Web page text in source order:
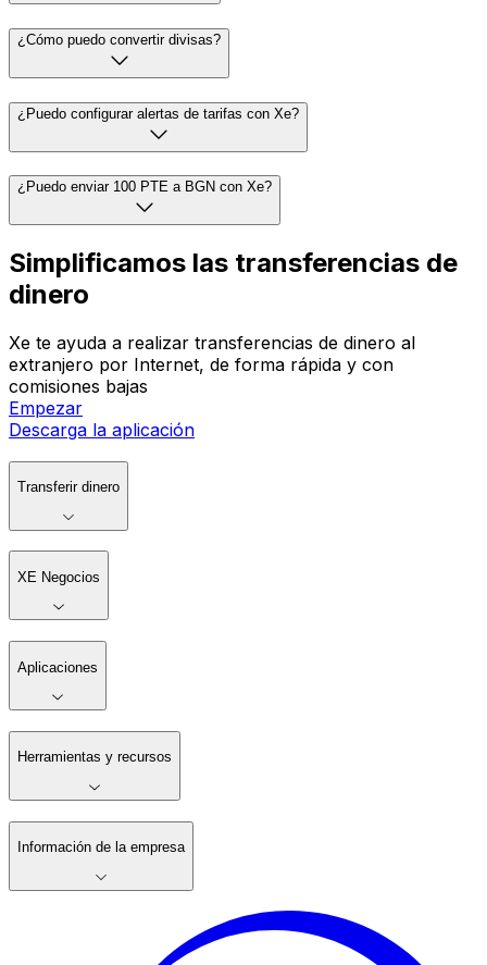
¿Cómo puedo convertir divisas?
¿Puedo configurar alertas de tarifas con Xe?
¿Puedo enviar 100 PTE a BGN con Xe?
Simplificamos las transferencias de
dinero
Xe te ayuda a realizar transferencias de dinero al
extranjero por Internet, de forma rápida y con
comisiones bajas
Empezar
Descarga la aplicación
Transferir dinero
XE Negocios
Aplicaciones
Herramientas y recursos
Información de la empresa